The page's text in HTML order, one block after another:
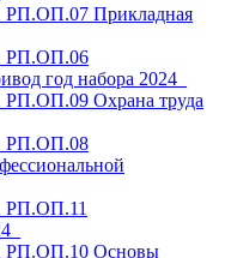
РП.ОП.07 Прикладная
РП.ОП.06
год набора 2024_
РП.ОП.09 Охрана труда
РП.ОП.08
РП.ОП.11
РП.ОП.10 Основы